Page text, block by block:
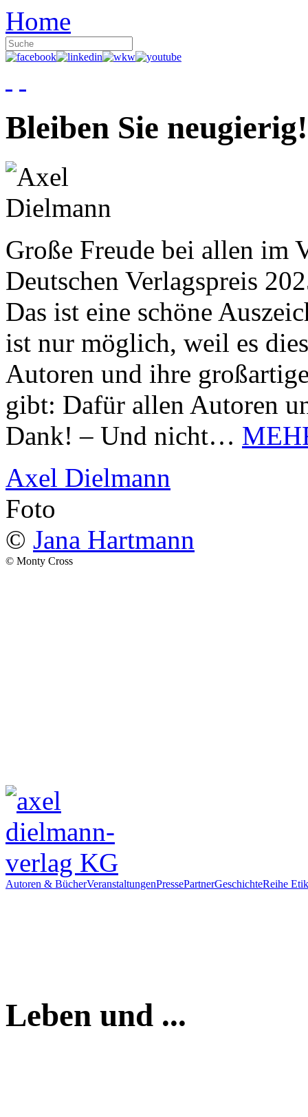
Home
Bleiben Sie neugierig!
Große Freude bei allen im
Deutschen Verlagspreis
Das ist eine schöne
ist nur möglich, weil es
Autoren und ihre
gibt: Dafür allen Autoren
Dank! – Und nicht…
Axel Dielmann
Foto
© Jana Hartmann
© Monty Cross
Autoren & BücherVeranstaltungenPressePartnerGeschichteReihe
Leben und ...